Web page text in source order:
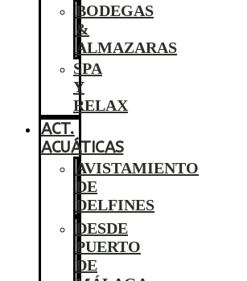
BODEGAS
&
ALMAZARAS
SPA
Y
RELAX
ACT.
ACUÁTICAS
AVISTAMIENTO
DE
DELFINES
DESDE
PUERTO
DE